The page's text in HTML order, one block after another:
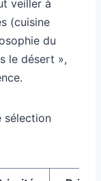
veiller à
(cuisine
du
le désert »,
sélection